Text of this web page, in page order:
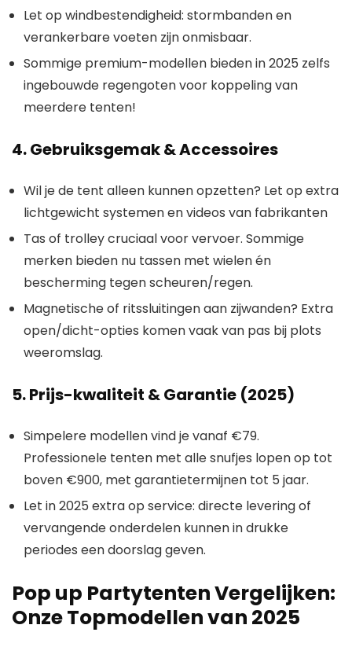
Let op windbestendigheid: stormbanden en
verankerbare voeten zijn onmisbaar.
Sommige premium-modellen bieden in 2025 zelfs
ingebouwde regengoten voor koppeling van
meerdere tenten!
4. Gebruiksgemak & Accessoires
Wil je de tent alleen kunnen opzetten? Let op extra
lichtgewicht systemen en videos van fabrikanten
Tas of trolley cruciaal voor vervoer. Sommige
merken bieden nu tassen met wielen én
bescherming tegen scheuren/regen.
Magnetische of ritssluitingen aan zijwanden? Extra
open/dicht-opties komen vaak van pas bij plots
weeromslag.
5. Prijs-kwaliteit & Garantie (2025)
Simpelere modellen vind je vanaf €79.
Professionele tenten met alle snufjes lopen op tot
boven €900, met garantietermijnen tot 5 jaar.
Let in 2025 extra op service: directe levering of
vervangende onderdelen kunnen in drukke
periodes een doorslag geven.
Pop up Partytenten Vergelijken:
Onze Topmodellen van 2025